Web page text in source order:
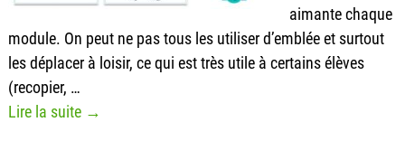
aimante chaque
module. On peut ne pas tous les utiliser d’emblée et surtout
les déplacer à loisir, ce qui est très utile à certains élèves
(recopier, …
Lire la suite →